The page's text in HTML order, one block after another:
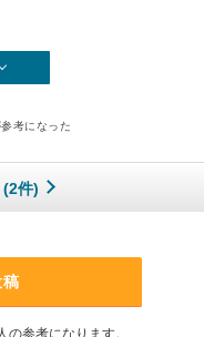
考になった
(2件)
参考になります。